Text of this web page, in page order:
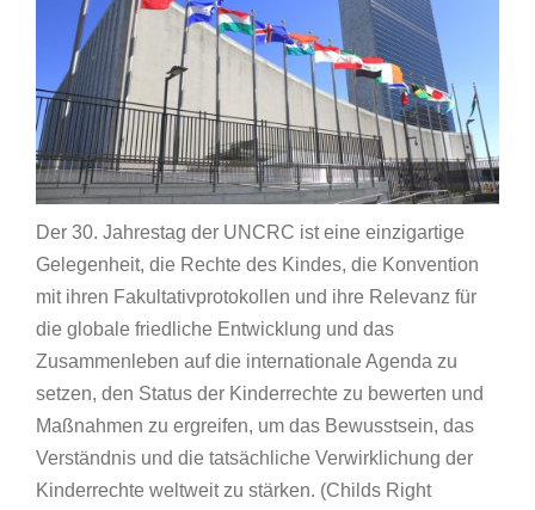
Der 30. Jahrestag der UNCRC ist eine einzigartige
Gelegenheit, die Rechte des Kindes, die Konvention
mit ihren Fakultativprotokollen und ihre Relevanz für
die globale friedliche Entwicklung und das
Zusammenleben auf die internationale Agenda zu
setzen, den Status der Kinderrechte zu bewerten und
Maßnahmen zu ergreifen, um das Bewusstsein, das
Verständnis und die tatsächliche Verwirklichung der
Kinderrechte weltweit zu stärken. (Childs Right